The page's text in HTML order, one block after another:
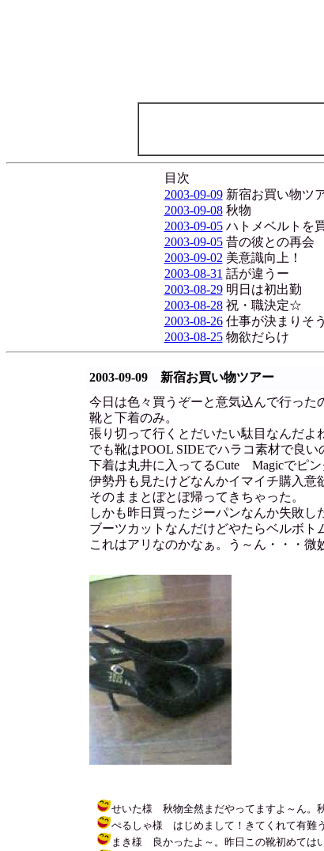
目次
2003-09-09新宿お買い物ツ
2003-09-08秋物
2003-09-05ハトメベルトを
2003-09-05昔の彼との再会
2003-09-02 美意識向上！
2003-08-31 話が違うー
2003-08-29明日は初出勤
2003-08-28祝・職決定☆
2003-08-26仕事が決まりそ
2003-08-25物欲だらけ
2003-09-09 新宿お買い物ツアー
今日は色々買うぞーと意気込んで行った
靴と下着のみ。
張り切って行くとだいたい駄目なんだよ
でも靴はPOOL SIDEでハラコ素材で良い
下着は丸井に入ってるCute Magicでピン
伊勢丹も見たけどなんかイマイチ購入意
そのままとぼとぼ帰ってきちゃった。
しかも昨日買ったジーパンなんか失敗し
ブーツカットなんだけどやたらベルボト
これはアリなのかなぁ。う～ん・・・微
せいた様 秋物全然まだやってますよ～ん。
ぺるしゃ様 はじめまして！きてくれて有難
まき様 良かったよ～。昨日この靴初めては